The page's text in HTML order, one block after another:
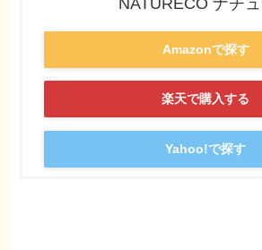
NATURECO ナチ
Amazonで探す
楽天で購入する
Yahoo!で探す